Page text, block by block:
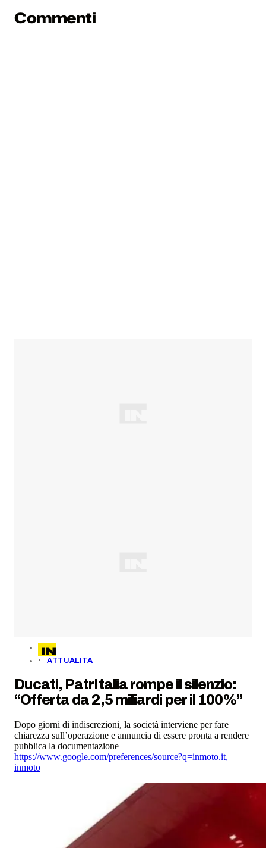
Commenti
ATTUALITA
Ducati, PatrItalia rompe il silenzio:
“Offerta da 2,5 miliardi per il 100%”
Dopo giorni di indiscrezioni, la società interviene per fare
chiarezza sull’operazione e annuncia di essere pronta a rendere
pubblica la documentazione
https://www.google.com/preferences/source?q=inmoto.it,
inmoto